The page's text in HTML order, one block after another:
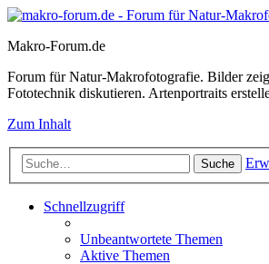
Makro-Forum.de
Forum für Natur-Makrofotografie. Bilder
Fototechnik diskutieren. Artenportraits
Zum Inhalt
Suche
Schnellzugriff
Unbeantwortete Themen
Aktive Themen